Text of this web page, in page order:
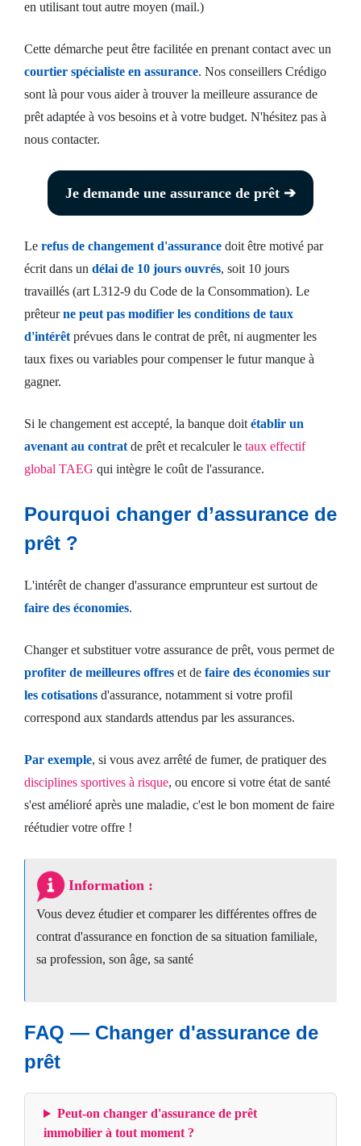
en utilisant tout autre moyen (mail.)
Cette démarche peut être facilitée en prenant contact avec un
courtier spécialiste en assurance. Nos conseillers Crédigo
sont là pour vous aider à trouver la meilleure assurance de
prêt adaptée à vos besoins et à votre budget. N'hésitez pas à
nous contacter.
Je demande une assurance de prêt ➔
Le refus de changement d'assurance doit être motivé par
écrit dans un délai de 10 jours ouvrés, soit 10 jours
travaillés (art L312-9 du Code de la Consommation). Le
prêteurne peut pas modifier les conditions de taux
d'intérêt prévues dans le contrat de prêt, ni augmenter les
taux fixes ou variables pour compenser le futur manque à
gagner.
Si le changement est accepté, la banque doit établir un
avenant au contrat de prêt et recalculer le taux effectif
global TAEG qui intègre le coût de l'assurance.
Pourquoi changer d’assurance de
prêt ?
L'intérêt de changer d'assurance emprunteur est surtout de
faire des économies.
Changer et substituer votre assurance de prêt, vous permet de
profiter de meilleures offres et de faire des économies sur
les cotisations d'assurance, notamment si votre profil
correspond aux standards attendus par les assurances.
Par exemple, si vous avez arrêté de fumer, de pratiquer des
disciplines sportives à risque, ou encore si votre état de santé
s'est amélioré après une maladie, c'est le bon moment de faire
réétudier votre offre !
Information :
Vous devez étudier et comparer les différentes offres de
contrat d'assurance en fonction de sa situation familiale,
sa profession, son âge, sa santé
FAQ — Changer d'assurance de
prêt
Peut-on changer d'assurance de prêt
immobilier à tout moment ?